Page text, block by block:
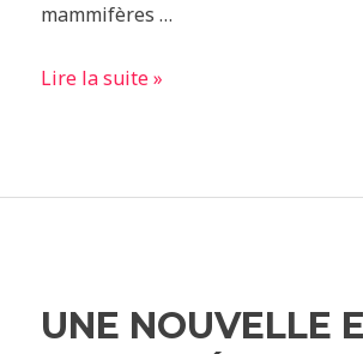
mammifères …
Plus
retrouvés
plage
Lire la suite »
UNE NOUVELLE